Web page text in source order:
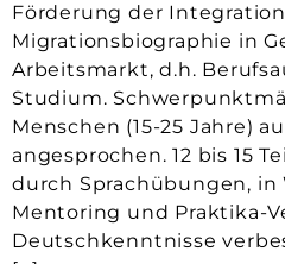
Förderung der
Migrationsbiographie in
Arbeitsmarkt, d.h.
Studium.
Menschen (15-25 Jahre)
angesprochen. 12 bis 15
durch Sprachübungen, in
Mentoring und Praktika-
Deutschkenntnisse